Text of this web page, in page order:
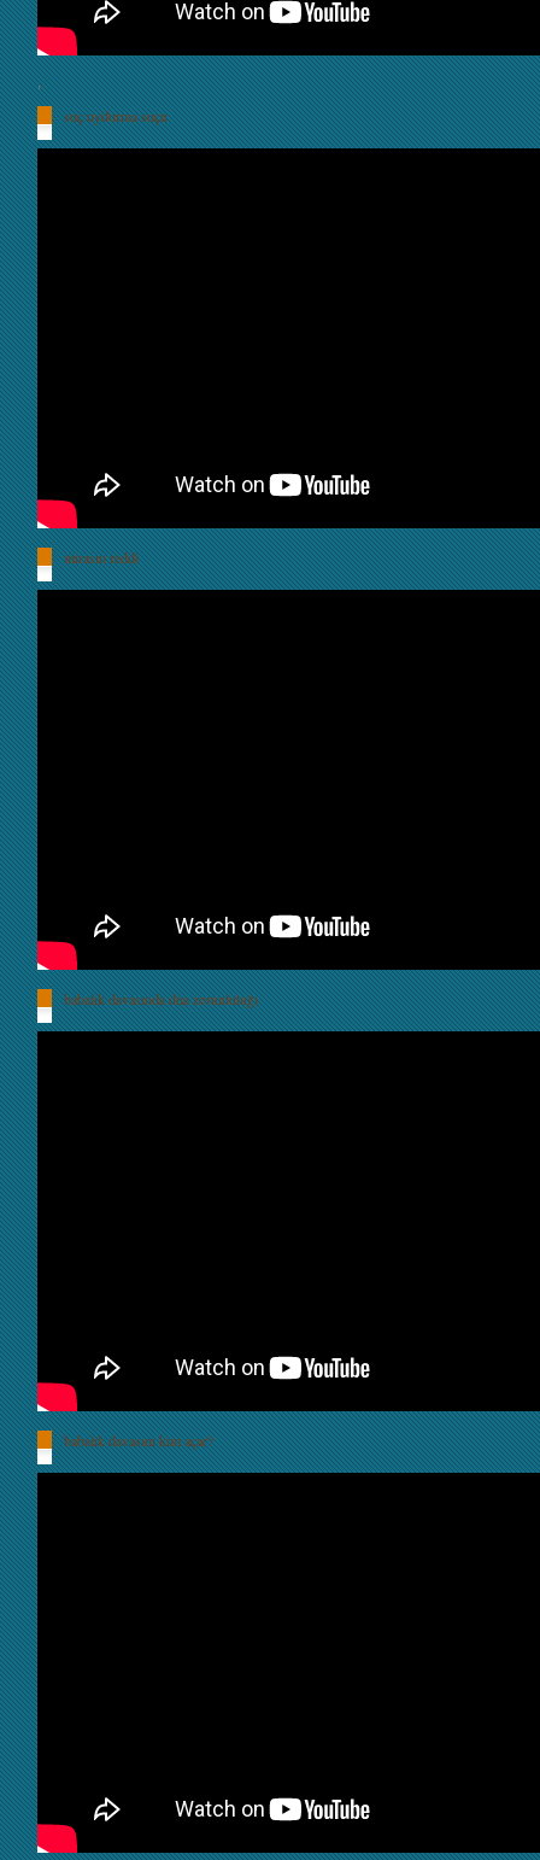
,
suç uydurma suçu
mirasın reddi
babalık davasında dna zorunluluğı
babalık davasını kim açar?